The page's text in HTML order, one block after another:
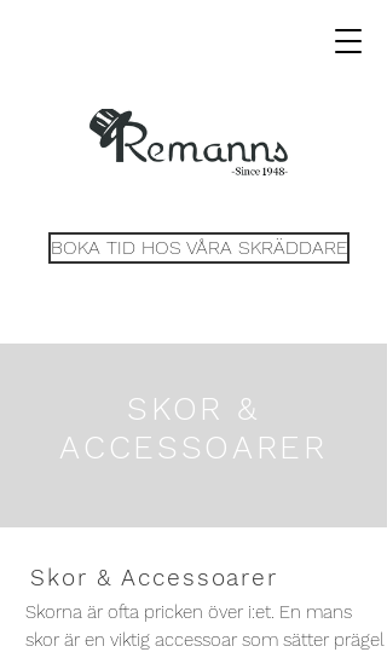
BOKA TID HOS VÅRA SKRÄDDARE
SKOR &
ACCESSOARER
Skor & Accessoarer
Skorna är ofta pricken över i:et. En mans
skor är en viktig accessoar som sätter prägel